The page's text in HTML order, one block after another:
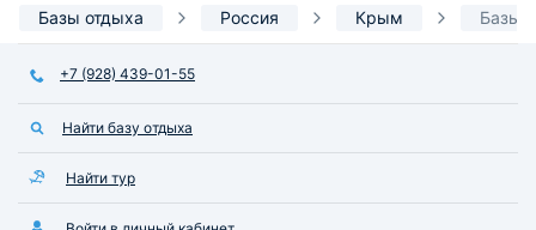
подготовлено идеально, чисто и
разные блюда-
Базы отдыха Россия Крым Базы
+7 (928) 439-01-55
Найти базу отдыха
Найти тур